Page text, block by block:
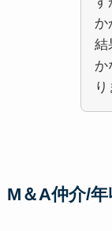
か
結
か
り
M＆A仲介/